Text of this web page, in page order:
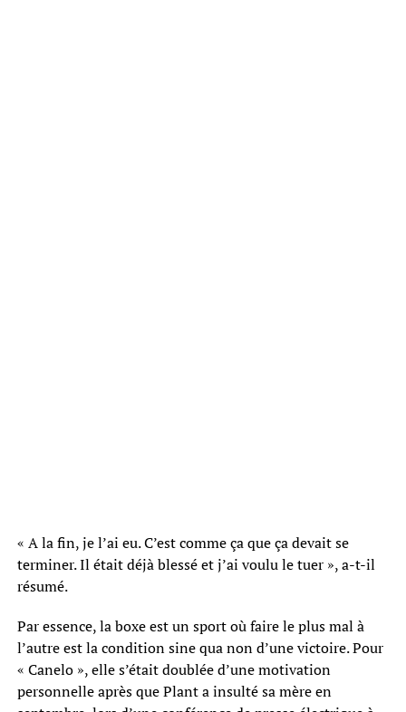
« A la fin, je l’ai eu. C’est comme ça que ça devait se
terminer. Il était déjà blessé et j’ai voulu le tuer », a-t-il
résumé.
Par essence, la boxe est un sport où faire le plus mal à
l’autre est la condition sine qua non d’une victoire. Pour
« Canelo », elle s’était doublée d’une motivation
personnelle après que Plant a insulté sa mère en